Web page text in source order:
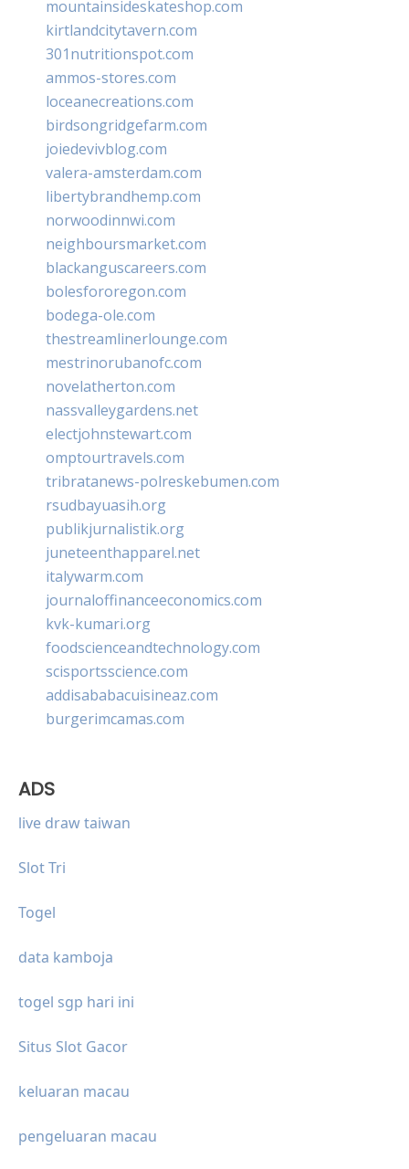
mountainsideskateshop.com
kirtlandcitytavern.com
301nutritionspot.com
ammos-stores.com
loceanecreations.com
birdsongridgefarm.com
joiedevivblog.com
valera-amsterdam.com
libertybrandhemp.com
norwoodinnwi.com
neighboursmarket.com
blackanguscareers.com
bolesfororegon.com
bodega-ole.com
thestreamlinerlounge.com
mestrinorubanofc.com
novelatherton.com
nassvalleygardens.net
electjohnstewart.com
omptourtravels.com
tribratanews-polreskebumen.com
rsudbayuasih.org
publikjurnalistik.org
juneteenthapparel.net
italywarm.com
journaloffinanceeconomics.com
kvk-kumari.org
foodscienceandtechnology.com
scisportsscience.com
addisababacuisineaz.com
burgerimcamas.com
ADS
live draw taiwan
Slot Tri
Togel
data kamboja
togel sgp hari ini
Situs Slot Gacor
keluaran macau
pengeluaran macau